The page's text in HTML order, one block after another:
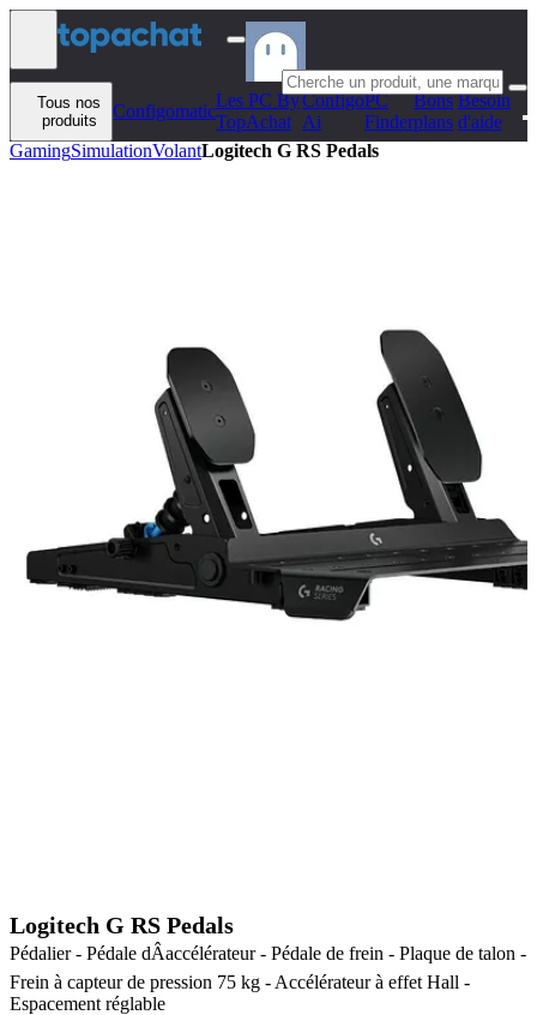
Aller au contenu
Tous nos
produits
Configomatic
Les PC By
TopAchat
Configo
Ai
PC
Finder
Bons
plans
Besoin
d'aide
GamingSimulationVolantLogitech G RS Pedals
Logitech G RS Pedals
Pédalier - Pédale dÂaccélérateur - Pédale de frein - Plaque de talon -
Frein à capteur de pression 75 kg - Accélérateur à effet Hall -
Espacement réglable